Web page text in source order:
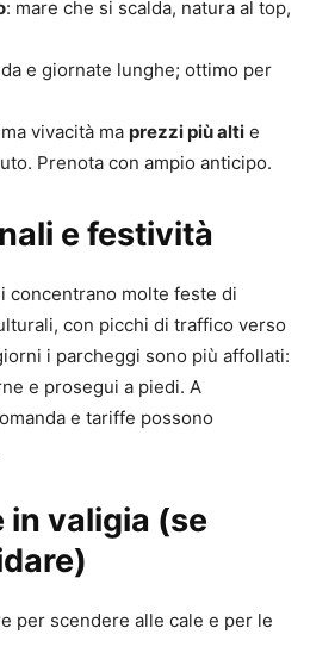
: mare che si scalda, natura al top,
e giornate lunghe; ottimo per
vivacità ma prezzi più alti e
Prenota con ampio anticipo.
e festività
concentrano molte feste di
con picchi di traffico verso
i parcheggi sono più affollati:
e prosegui a piedi. A
e tariffe possono
in valigia (se
per scendere alle cale e per le